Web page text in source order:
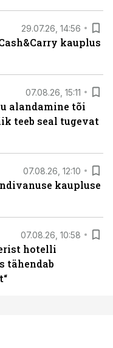
29.07.26, 14:56
kauplus
07.08.26, 15:11
alandamine tõi
teeb seal tugevat
07.08.26, 12:10
kaupluse
07.08.26, 10:58
hotelli
tähendab